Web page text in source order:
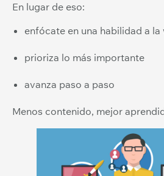
En lugar de eso:
enfócate en una habilidad a la
prioriza lo más importante
avanza paso a paso
Menos contenido, mejor